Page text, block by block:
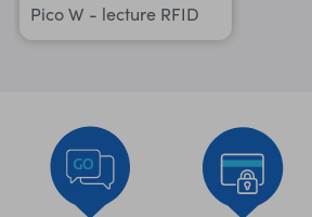
Pico W - lecture RFID